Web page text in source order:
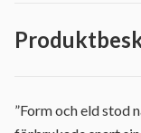
”Form och eld stod